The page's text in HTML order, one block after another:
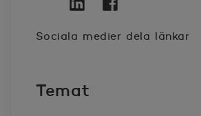
Sociala medier dela länkar
Temat